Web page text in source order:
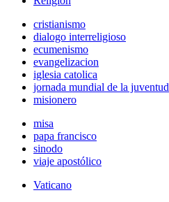
cristianismo
dialogo interreligioso
ecumenismo
evangelizacion
iglesia catolica
jornada mundial de la juventud
misionero
misa
papa francisco
sinodo
viaje apostólico
Vaticano